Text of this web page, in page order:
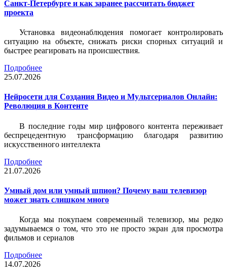
Санкт-Петербурге и как заранее рассчитать бюджет
проекта
Установка видеонаблюдения помогает контролировать
ситуацию на объекте, снижать риски спорных ситуаций и
быстрее реагировать на происшествия.
Подробнее
25.07.2026
Нейросети для Создания Видео и Мультсериалов Онлайн:
Революция в Контенте
В последние годы мир цифрового контента переживает
беспрецедентную трансформацию благодаря развитию
искусственного интеллекта
Подробнее
21.07.2026
Умный дом или умный шпион? Почему ваш телевизор
может знать слишком много
Когда мы покупаем современный телевизор, мы редко
задумываемся о том, что это не просто экран для просмотра
фильмов и сериалов
Подробнее
14.07.2026